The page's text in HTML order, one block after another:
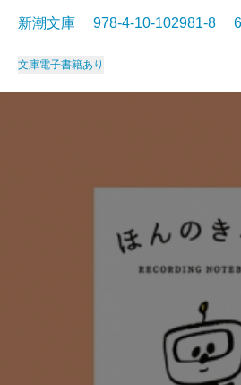
新潮文庫 978-4-10-102981-8
文庫電子書籍あり